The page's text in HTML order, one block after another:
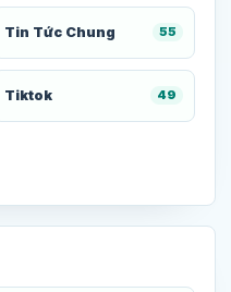
Tin Tức Chung 55
Tiktok 49